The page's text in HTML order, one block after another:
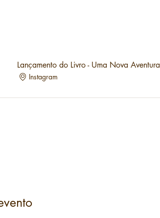
Lançamento do Livro - Uma Nova Aventura
Instagram